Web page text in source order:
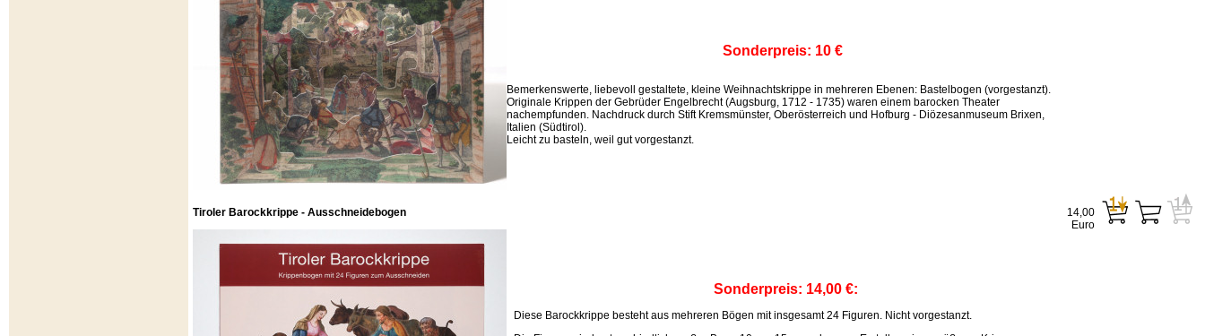
Sonderpreis: 10 €
Bemerkenswerte, liebevoll gestaltete, kleine Weihnachtskrippe in mehreren Ebenen: Bastelbogen (vorgestanzt).
Originale Krippen der Gebrüder Engelbrecht (Augsburg, 1712 - 1735) waren einem barocken Theater
nachempfunden. Nachdruck durch Stift Kremsmünster, Oberösterreich und Hofburg - Diözesanmuseum Brixen,
Italien (Südtirol).
Leicht zu basteln, weil gut vorgestanzt.
Tiroler Barockkrippe - Ausschneidebogen
Sonderpreis: 14,00 €:
Diese Barockkrippe besteht aus mehreren Bögen mit insgesamt 24 Figuren. Nicht vorgestanzt.
14,00
Euro